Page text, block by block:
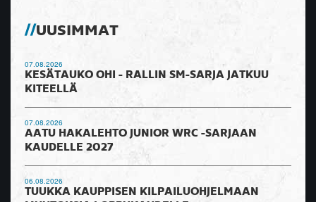
UUSIMMAT
07.08.2026
KESÄTAUKO OHI - RALLIN SM-SARJA JATKUU
KITEELLÄ
07.08.2026
AATU HAKALEHTO JUNIOR WRC -SARJAAN
KAUDELLE 2027
06.08.2026
TUUKKA KAUPPISEN KILPAILUOHJELMAAN